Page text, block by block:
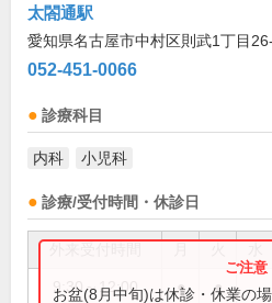
太閤通駅
愛知県名古屋市中村区則武1丁目
052-451-0066
診療科目
内科 小児科
診療/受付時間・休診日
9:30～12:00 ● ●
お盆(8月中旬)は休診・休業の